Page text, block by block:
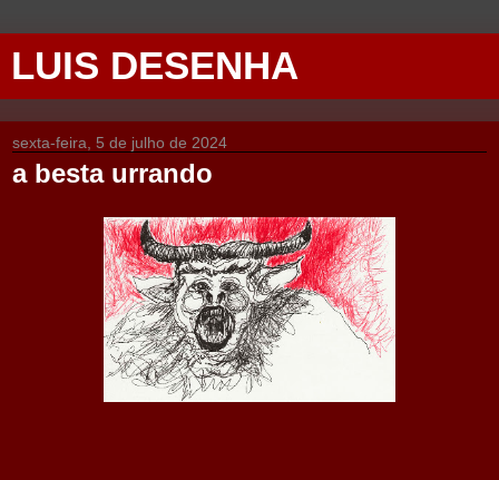
LUIS DESENHA
sexta-feira, 5 de julho de 2024
a besta urrando